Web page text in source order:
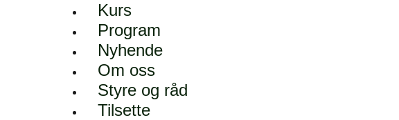
Kurs
Program
Nyhende
Om oss
Styre og råd
Tilsette